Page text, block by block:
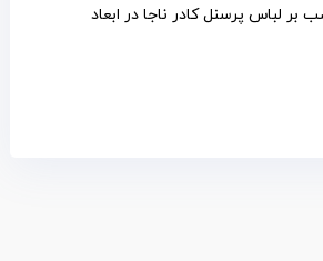
لباس پرسنل کادر ناجا در ابعاد